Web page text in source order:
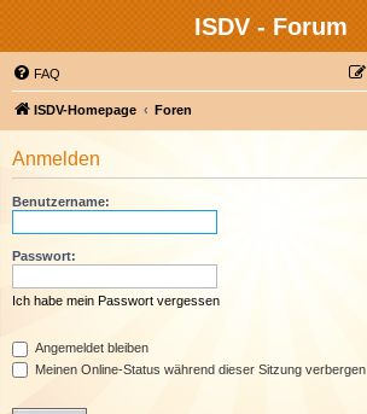
ISDV - Forum
FAQ
ISDV-Homepage Foren
Anmelden
Benutzername:
Passwort:
Ich habe mein Passwort vergessen
Angemeldet bleiben
Meinen Online-Status während dieser Sitzung verbergen